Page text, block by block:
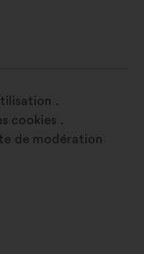
cookies
de modération